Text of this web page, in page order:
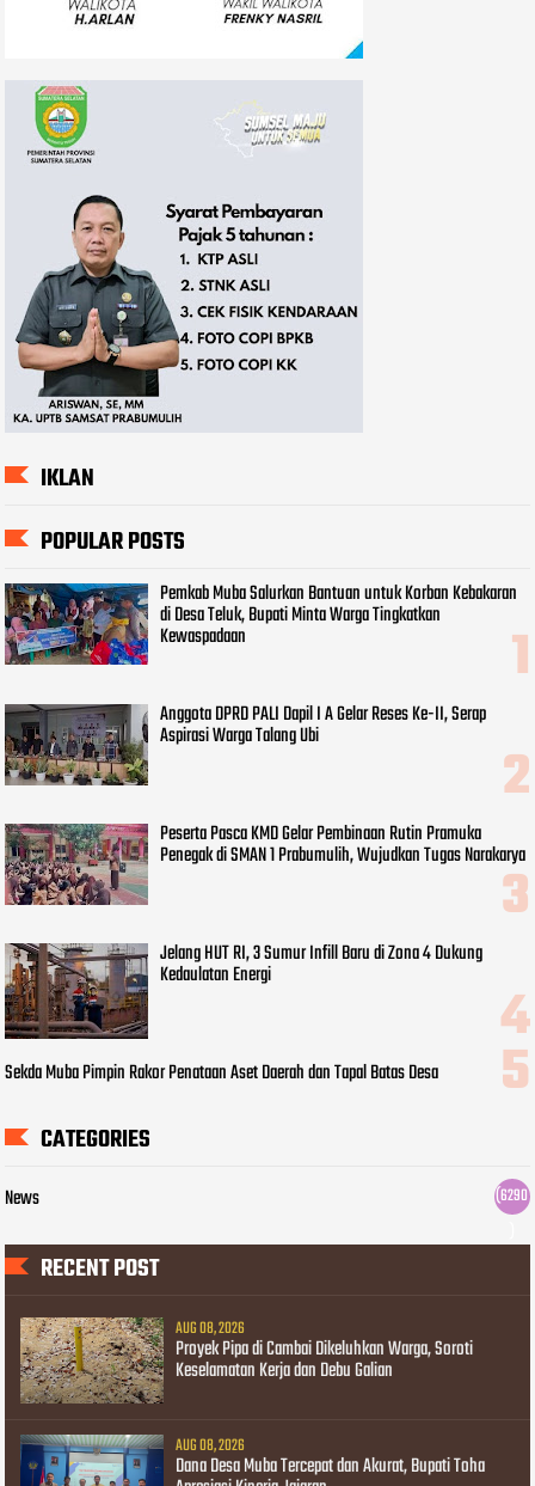
IKLAN
POPULAR POSTS
Pemkab Muba Salurkan Bantuan untuk Korban Kebakaran
di Desa Teluk, Bupati Minta Warga Tingkatkan
Kewaspadaan
Anggota DPRD PALI Dapil I A Gelar Reses Ke-II, Serap
Aspirasi Warga Talang Ubi
Peserta Pasca KMD Gelar Pembinaan Rutin Pramuka
Penegak di SMAN 1 Prabumulih, Wujudkan Tugas Narakarya
Jelang HUT RI, 3 Sumur Infill Baru di Zona 4 Dukung
Kedaulatan Energi
Sekda Muba Pimpin Rakor Penataan Aset Daerah dan Tapal Batas Desa
CATEGORIES
News
(6290
RECENT POST
AUG 08, 2026
Proyek Pipa di Cambai Dikeluhkan Warga, Soroti
Keselamatan Kerja dan Debu Galian
AUG 08, 2026
Dana Desa Muba Tercepat dan Akurat, Bupati Toha